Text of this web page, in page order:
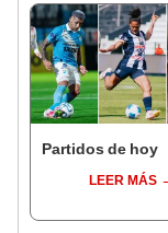
Partidos de hoy
LEER MÁS